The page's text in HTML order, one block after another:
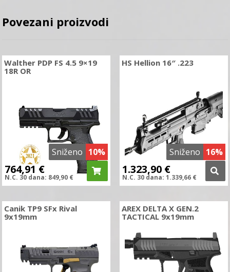
Povezani proizvodi
Sniženo 10%
Walther PDP FS 4.5 9×19
18R OR
764,91 €
N.C. 30 dana: 849,90 €
Sniženo 16%
HS Hellion 16″ .223
1.323,90 €
N.C. 30 dana: 1.339,66 €
Canik TP9 SFx Rival
9x19mm
AREX DELTA X GEN.2
TACTICAL 9x19mm